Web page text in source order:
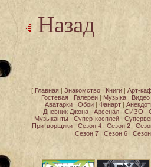
Назад
[ Главная| Знакомство| Книги| Арт-
Гостевая | Галереи | Музыка | Видео
Аватарки | Обои | Фанарт |
Дневник Джона| Арсенал| СИЗО |
Музыканты | Супер-косплей |
Притворщики | Сезон 4 | Сезон 2 |
Сезон 7| Сезон 6|